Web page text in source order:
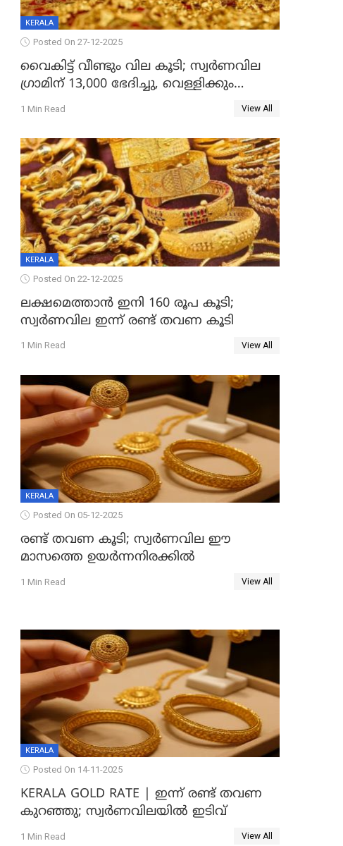
KERALA
Posted On 27-12-2025
വൈകിട്ട് വീണ്ടും വില കൂടി; സ്വർണവില
ഗ്രാമിന് 13,000 ഭേദിച്ചു, വെള്ളിക്കും
റെക്കോർഡ്
1 Min Read View All
KERALA
Posted On 22-12-2025
ലക്ഷമെത്താൻ ഇനി 160 രൂപ കൂടി;
സ്വർണവില ഇന്ന് രണ്ട് തവണ കൂടി
1 Min Read View All
KERALA
Posted On 05-12-2025
രണ്ട് തവണ കൂടി; സ്വർണവില ഈ
മാസത്തെ ഉയർന്നനിരക്കിൽ
1 Min Read View All
KERALA
Posted On 14-11-2025
KERALA GOLD RATE | ഇന്ന് രണ്ട് തവണ
കുറഞ്ഞു; സ്വർണവിലയിൽ ഇടിവ്
1 Min Read View All